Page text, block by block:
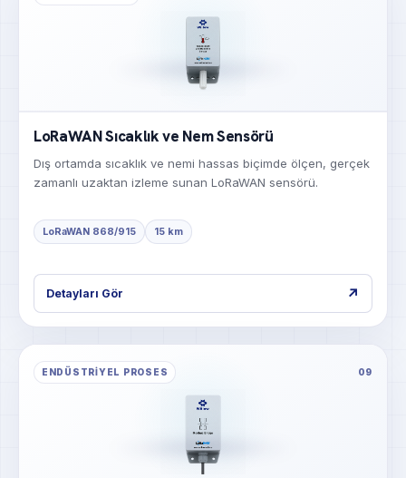
LoRaWAN Sıcaklık ve Nem Sensörü
Dış ortamda sıcaklık ve nemi hassas biçimde ölçen, gerçek
zamanlı uzaktan izleme sunan LoRaWAN sensörü.
LoRaWAN 868/915 15 km
Detayları Gör ↗
ENDÜSTRIYEL PROSES 09